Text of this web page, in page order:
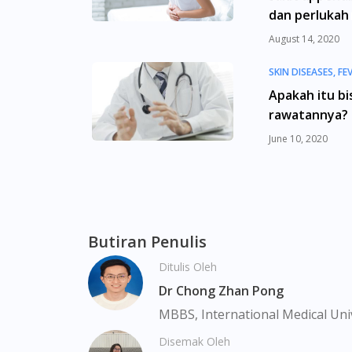
Batok, Bukit Merah, Bukit Panjang, Bukit
Clementi, Chinatown, Commonwealt, City
Park, Geylang, Hougang, Harbourfront,
Macpherson, Mandai, Newton, Novena,
Sembawang, Sengkang, Serangoon,
dan
pembedahan?
August 14, 2020
SKIN DISEASES,
INFLAMMATION,
INFECTIONS
Apakah itu
rawatannya?
June 10, 2020
Butiran Penulis
Ditulis Oleh
Dr Chong Zhan Pong
MBBS, International Medical
Disemak Oleh